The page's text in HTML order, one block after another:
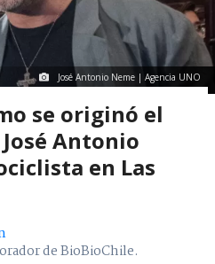
José Antonio Neme | Agencia UNO
se originó el
Antonio
en Las
de BioBioChile.